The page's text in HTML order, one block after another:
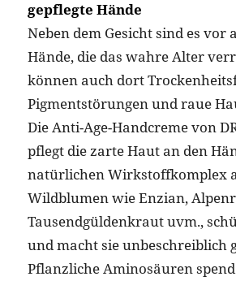
gepflegte Hände
Neben dem Gesicht sind es vor
Hände, die das wahre Alter
können auch dort
Pigmentstörungen und raue
Die Anti-Age-Handcreme von
pflegt die zarte Haut an den
natürlichen Wirkstoffkomplex
Wildblumen wie Enzian,
Tausendgüldenkraut uvm.,
und macht sie unbeschreiblich
Pflanzliche Aminosäuren